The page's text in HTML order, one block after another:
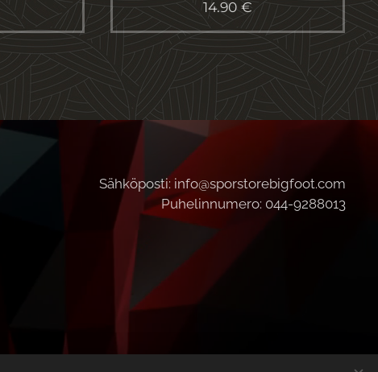
14.90€
Sähköposti: info@sporstorebigfoot.com
Puhelinnumero: 044-9288013